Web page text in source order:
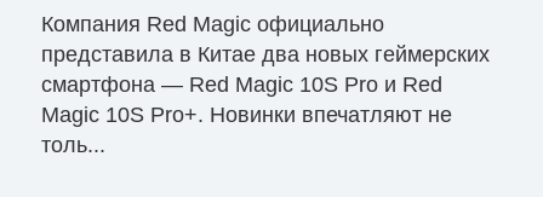
Компания Red Magic официально
представила в Китае два новых геймерских
смартфона — Red Magic 10S Pro и Red
Magic 10S Pro+. Новинки впечатляют не
толь...